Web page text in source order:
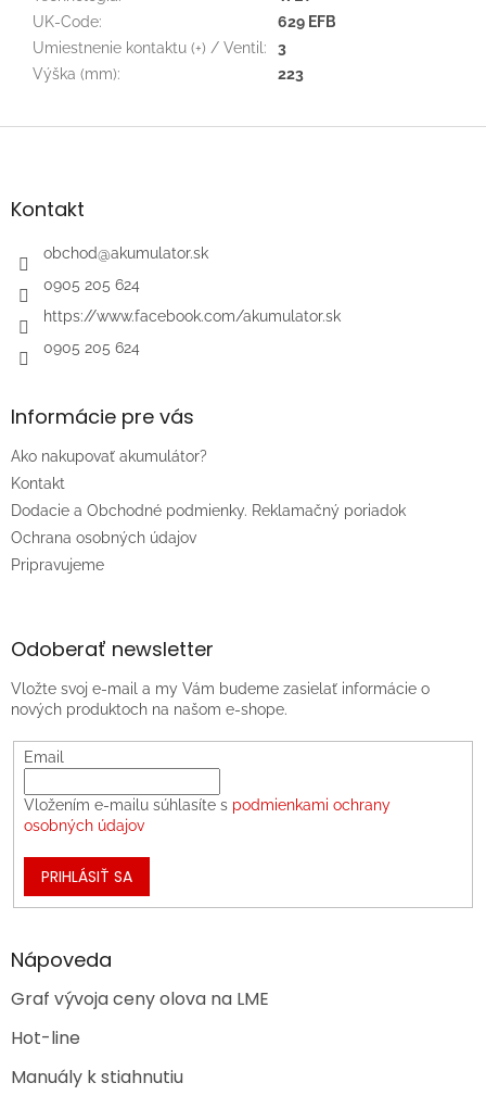
UK-Code:
629 EFB
Umiestnenie kontaktu (+) / Ventil :
3
Výška (mm): 223
Z
äKontakt
obchod@akumulator.sk
0905 205 624
https://www.facebook.com/akumulator.sk
0905 205 624
Informácie pre vás
Ako nakupovať akumulátor?
Kontakt
Dodacie a Obchodné podmienky. Reklamačný poriadok
Ochrana osobných údajov
Pripravujeme
Odoberať newsletter
Vložte svoj e-mail a my Vám budeme zasielať informácie o
nových produktoch na našom e-shope.
Email
Vložením e-mailu súhlasíte s podmienkami ochrany
osobných údajov
PRIHLÁSIŤ SA
Nápoveda
Graf vývoja ceny olova na LME
Hot-line
Manuály k stiahnutiu